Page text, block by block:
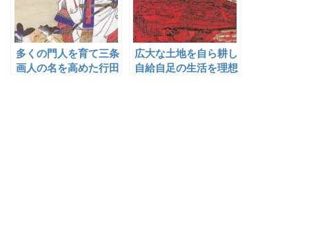
多くの門人を育て三条
画人の名を高めた行田
広大な土地を自ら耕し
自給自足の生活を理想